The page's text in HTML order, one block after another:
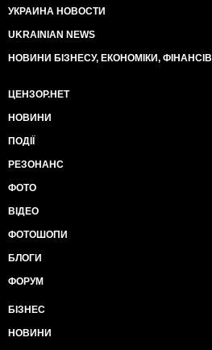
УКРАИНА НОВОСТИ
UKRAINIAN NEWS
НОВИНИ БІЗНЕСУ, ЕКОНОМІКИ, ФІНАНСІВ
ЦЕНЗОР.НЕТ
НОВИНИ
ПОДІЇ
РЕЗОНАНС
ФОТО
ВІДЕО
ФОТОШОПИ
БЛОГИ
ФОРУМ
БІЗНЕС
НОВИНИ